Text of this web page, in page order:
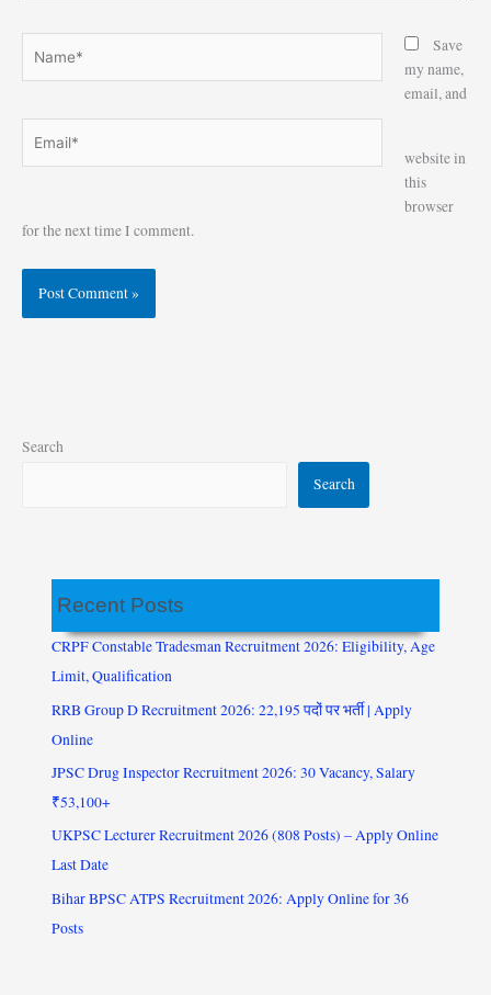
Save
my name,
email, and
website in
this
browser
for the next time I comment.
Search
Search
Recent Posts
CRPF Constable Tradesman Recruitment 2026: Eligibility, Age
Limit, Qualification
RRB Group D Recruitment 2026: 22,195 पदों पर भर्ती | Apply
Online
JPSC Drug Inspector Recruitment 2026: 30 Vacancy, Salary
₹53,100+
UKPSC Lecturer Recruitment 2026 (808 Posts) – Apply Online
Last Date
Bihar BPSC ATPS Recruitment 2026: Apply Online for 36
Posts